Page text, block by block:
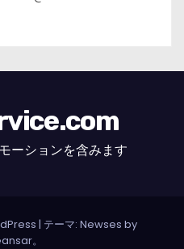
ーションを含みます
| テーマ: Newses by
。